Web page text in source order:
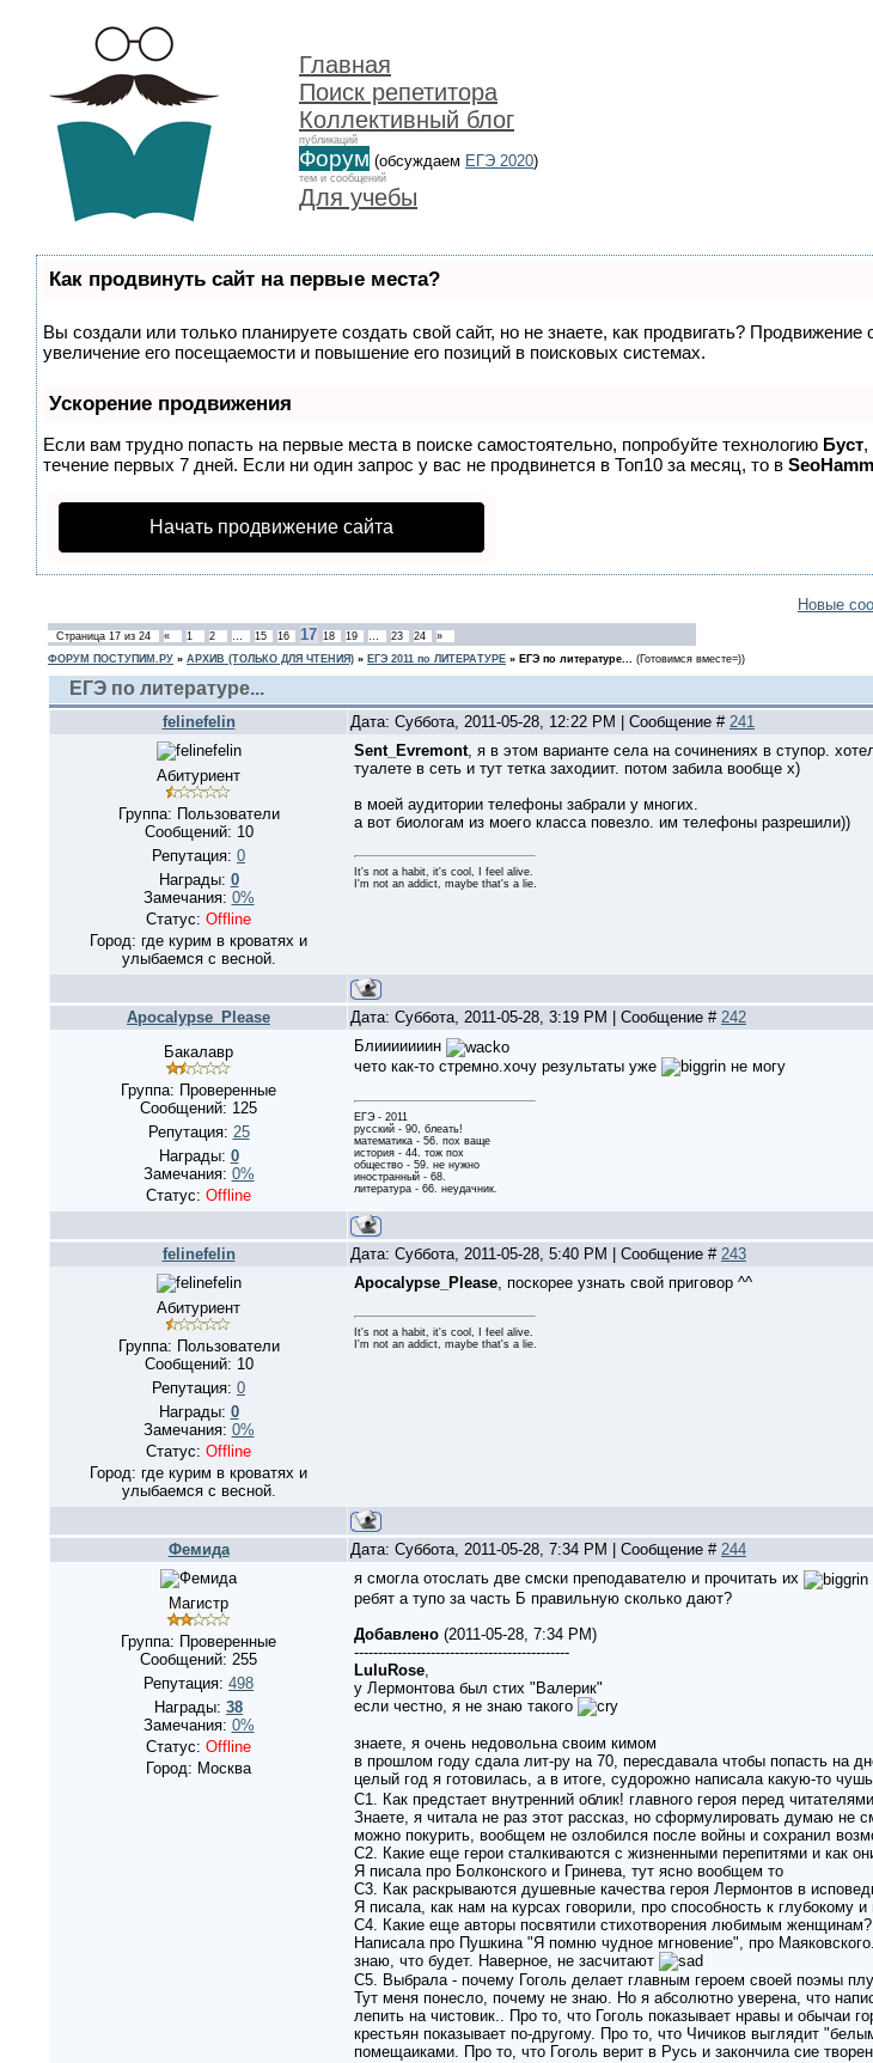
Главная
Поиск репетитора
Коллективный блог
публикаций
Форум (обсуждаем ЕГЭ 2020)
тем и сообщений
Для учебы
Как продвинуть сайт на первые места?
Вы создали или только планируете создать свой сайт, но не знаете, как продвигать?
увеличение его посещаемости и повышение его позиций в поисковых системах.
Ускорение продвижения
Если вам трудно попасть на первые места в поиске самостоятельно, попробуйте технологию Буст,
течение первых 7 дней. Если ни один запрос у вас не продвинется в Топ10 за месяц, то в
Начать продвижение сайта
Новые
Страница 17 из 24 « 1 2 … 15 16 17 18 19 … 23 24 »
ФОРУМ ПОСТУПИМ.РУ » АРХИВ (ТОЛЬКО ДЛЯ ЧТЕНИЯ) » ЕГЭ 2011 по ЛИТЕРАТУРЕ » ЕГЭ по литературе... (Готовимся вместе=))
ЕГЭ по литературе...
felinefelin Дата: Суббота, 2011-05-28, 12:22 PM | Сообщение # 241
Абитуриент
Группа: Пользователи
Сообщений: 10
Репутация: 0
Награды: 0
Замечания: 0%
Статус: Offline
Город: где курим в кроватях и
улыбаемся с весной.
Sent_Evremont, я в этом варианте села на сочинениях в ступор.
туалете в сеть и тут тетка заходиит. потом забила вообще х)
в моей аудитории телефоны забрали у многих.
а вот биологам из моего класса повезло. им телефоны разрешили))
It's not a habit, it's cool, I feel alive.
I'm not an addict, maybe that's a lie.
Apocalypse_Please Дата: Суббота, 2011-05-28, 3:19 PM | Сообщение # 242
Бакалавр
Группа: Проверенные
Сообщений: 125
Репутация: 25
Награды: 0
Замечания: 0%
Статус: Offline
Блииииииин
чето как-то стремно.хочу результаты уже
не могу
ЕГЭ - 2011
русский - 90, блеать!
математика - 56. пох ваще
история - 44. тож пох
общество - 59. не нужно
иностранный - 68.
литература - 66. неудачник.
felinefelin Дата: Суббота, 2011-05-28, 5:40 PM | Сообщение # 243
Абитуриент
Группа: Пользователи
Сообщений: 10
Репутация: 0
Награды: 0
Замечания: 0%
Статус: Offline
Город: где курим в кроватях и
улыбаемся с весной.
Apocalypse_Please, поскорее узнать свой приговор ^^
It's not a habit, it's cool, I feel alive.
I'm not an addict, maybe that's a lie.
Фемида Дата: Суббота, 2011-05-28, 7:34 PM | Сообщение # 244
Магистр
Группа: Проверенные
Сообщений: 255
Репутация: 498
Награды: 38
Замечания: 0%
Статус: Offline
Город: Москва
я смогла отослать две смски преподавателю и прочитать их
ребят а тупо за часть Б правильную сколько дают?
Добавлено (2011-05-28, 7:34 PM)
---------------------------------------------
LuluRose
у Лермонтова был стих "Валерик"
если честно, я не знаю такого
знаете, я очень недовольна своим кимом
в прошлом году сдала лит-ру на 70, пересдавала чтобы попасть на
целый год я готовилась, а в итоге, судорожно написала какую-то
С1. Как предстает внутренний облик! главного героя перед
Знаете, я читала не раз этот рассказ, но сформулировать думаю не
можно покурить, вообщем не озлобился после войны и сохранил
С2. Какие еще герои сталкиваются с жизненными перепитями и как
Я писала про Болконского и Гринева, тут ясно вообщем то
С3. Как раскрываются душевные качества героя Лермонтов в
Я писала, как нам на курсах говорили, про способность к глубокому
С4. Какие еще авторы посвятили стихотворения любимым женщинам?
Написала про Пушкина "Я помню чудное мгновение", про
знаю, что будет. Наверное, не засчитают
С5. Выбрала - почему Гоголь делает главным героем своей поэмы
Тут меня понесло, почему не знаю. Но я абсолютно уверена, что
лепить на чистовик.. Про то, что Гоголь показывает нравы и обычаи
крестьян показывает по-другому. Про то, что Чичиков выглядит
помещаиками. Про то, что Гоголь верит в Русь и закончила сие